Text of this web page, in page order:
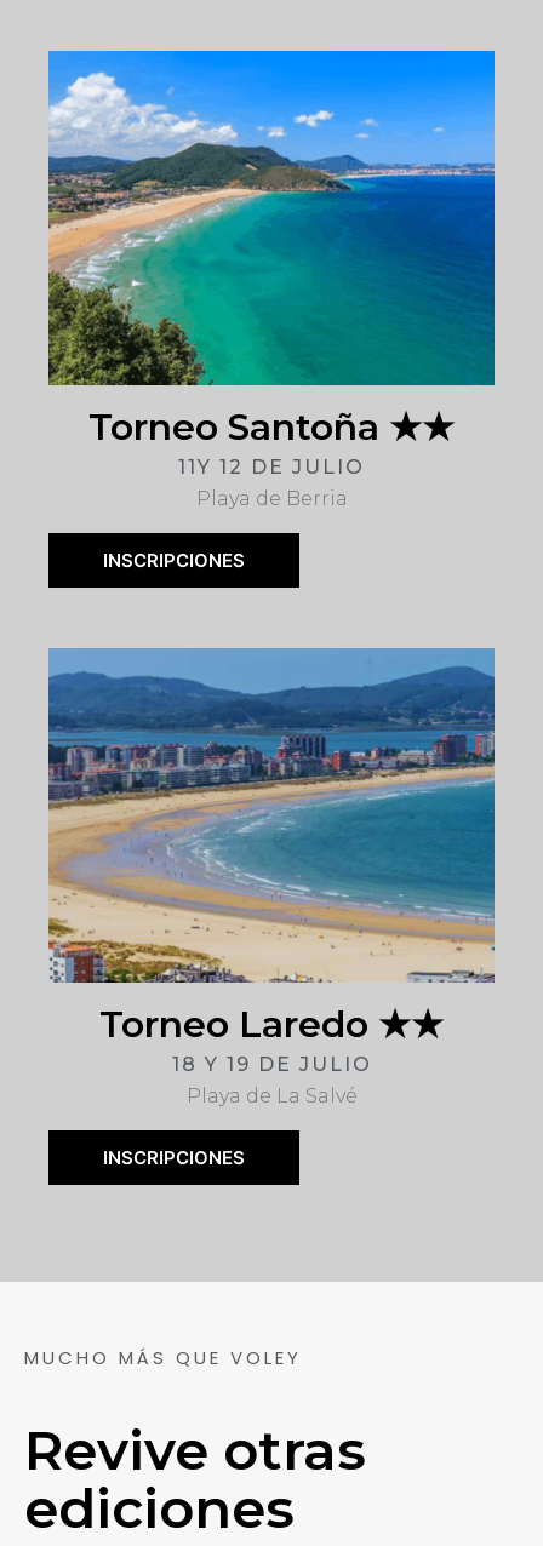
Torneo Santoña ★★
11Y 12 DE JULIO
Playa de Berria
INSCRIPCIONES
Torneo Laredo ★★
18 Y 19 DE JULIO
Playa de La Salvé
INSCRIPCIONES
MUCHO MÁS QUE VOLEY
Revive otras
ediciones